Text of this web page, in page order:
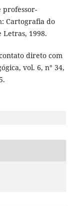
professor-
Cartografia do
1998.
direto com
vol. 6, n° 34,